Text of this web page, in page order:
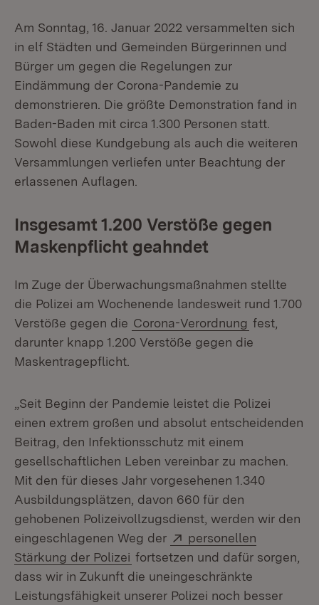
Am Sonntag, 16. Januar 2022 versammelten sich
in elf Städten und Gemeinden Bürgerinnen und
Bürger um gegen die Regelungen zur
Eindämmung der Corona-Pandemie zu
demonstrieren. Die größte Demonstration fand in
Baden-Baden mit circa 1.300 Personen statt.
Sowohl diese Kundgebung als auch die weiteren
Versammlungen verliefen unter Beachtung der
erlassenen Auflagen.
Insgesamt 1.200 Verstöße gegen
Maskenpflicht geahndet
Im Zuge der Überwachungsmaßnahmen stellte
die Polizei am Wochenende landesweit rund 1.700
Verstöße gegen die Corona-Verordnung fest,
darunter knapp 1.200 Verstöße gegen die
Maskentragepflicht.
„Seit Beginn der Pandemie leistet die Polizei
einen extrem großen und absolut entscheidenden
Beitrag, den Infektionsschutz mit einem
gesellschaftlichen Leben vereinbar zu machen.
Mit den für dieses Jahr vorgesehenen 1.340
Ausbildungsplätzen, davon 660 für den
gehobenen Polizeivollzugsdienst, werden wir den
eingeschlagenen Weg der
Extern:
personellen
Stärkung der Polizei (Öffnet in neuem Fenster)
fortsetzen und dafür sorgen,
dass wir in Zukunft die uneingeschränkte
Leistungsfähigkeit unserer Polizei noch besser